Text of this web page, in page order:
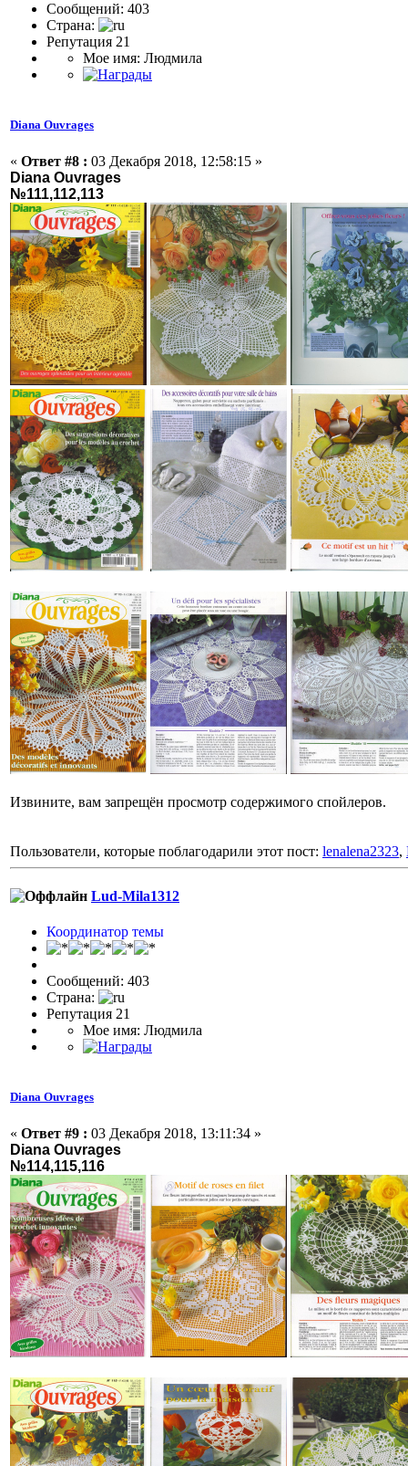
Сообщений: 403
Страна:
Репутация 21
Мое имя: Людмила
Diana Ouvrages
« Ответ #8 : 03 Декабря 2018, 12:58:15 »
Diana Ouvrages
№111,112,113
Извините, вам запрещён просмотр содержимого спойлеров.
Пользователи, которые поблагодарили этот пост: lenalena2323,
Lud-Mila1312
Координатор темы
Сообщений: 403
Страна:
Репутация 21
Мое имя: Людмила
Diana Ouvrages
« Ответ #9 : 03 Декабря 2018, 13:11:34 »
Diana Ouvrages
№114,115,116